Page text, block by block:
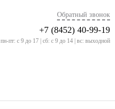
пн-пт: с 9 до 17 | сб: с 9 до 14 | вс: выходной
Обратный звонок
+7 (8452) 40-99-19